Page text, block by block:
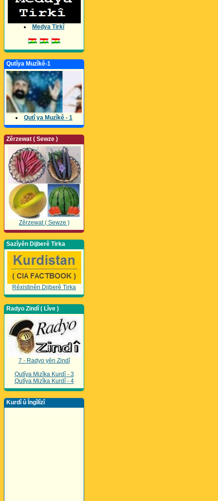
Medya Tirkî
Qutîya Muzîkê-1
Qutî ya Muzîkê - 1
Zêrzewat ( Sewze )
Zêrzewat ( Sewze )
Sazîyên Dijberê Tirka
Rêxistinên Dijberê Tirka
Radyo Zindî ( Lîve )
7 - Radyo yên Zindî
Qutîya Mizîka Kurdî - 3
Qutîya Mizîka Kurdî - 4
Kurdî û Îngîlîzî